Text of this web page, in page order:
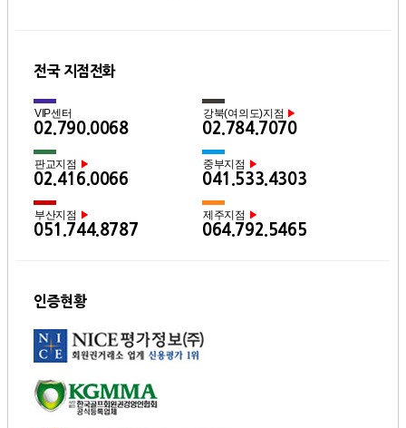
전국 지점전화
VIP센터
02.790.0068
강북(여의도)지점 ▶
02.784.7070
판교지점 ▶
02.416.0066
중부지점 ▶
041.533.4303
부산지점 ▶
051.744.8787
제주지점 ▶
064.792.5465
인증현황